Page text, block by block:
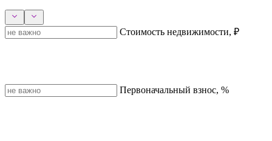
Стоимость недвижимости, ₽
Первоначальный взнос, %